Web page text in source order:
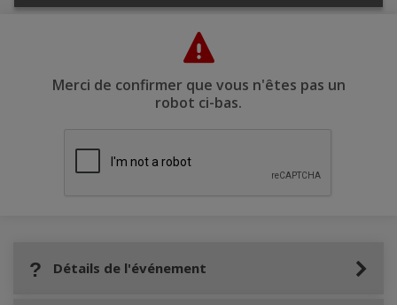
Merci de confirmer que vous n'êtes pas un
robot ci-bas.
Détails de l'événement